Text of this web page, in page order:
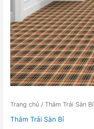
Trang chủ /Thảm Trải Sàn Bỉ
Thảm Trải Sàn Bỉ